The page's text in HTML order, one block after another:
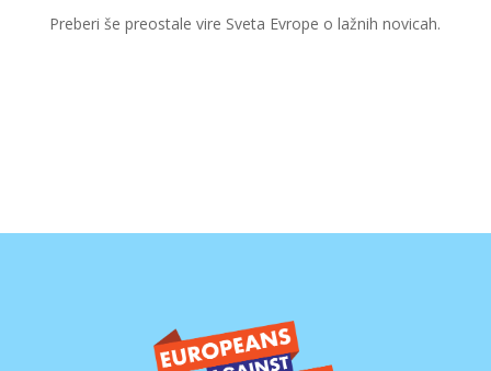
Preberi še preostale vire Sveta Evrope o lažnih novicah.